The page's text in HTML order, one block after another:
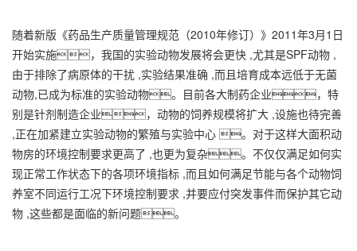
随着新版《药品生产质量管理规范（2010年修订）》2011年3月1日
开始实施，我国的实验动物发展将会更快 ,尤其是SPF动物 ,
由于排除了病原体的干扰 ,实验结果准确 ,而且培育成本远低于无菌
动物,已成为标准的实验动物。目前各大制药企业，特
别是针剂制造企业，动物的饲养规模将扩大 ,设施也待完善
,正在加紧建立实验动物的繁殖与实验中心 。对于这样大面积动
物房的环境控制要求更高了 ,也更为复杂。不仅仅满足如何实
现正常工作状态下的各项环境指标 ,而且如何满足节能与各个动物饲
养室不同运行工况下环境控制要求 ,并要应付突发事件而保护其它动
物 ,这些都是面临的新问题。